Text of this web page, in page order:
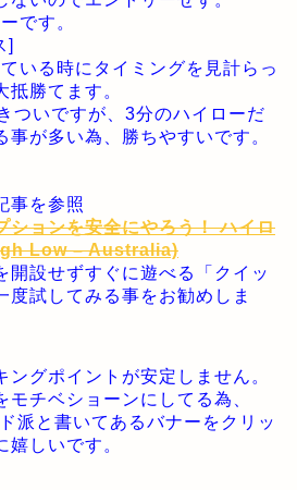
です。
]
いる時にタイミングを見計らっ
勝てます。
ついですが、3分のハイローだ
事が多い為、勝ちやすいです。
事を参照
ションを安全にやろう！ ハイロ
Low – Australia)
開設せずすぐに遊べる「クイッ
度試してみる事をお勧めしま
グポイントが安定しません。
モチベショーンにしてる為、
派と書いてあるバナーをクリッ
嬉しいです。